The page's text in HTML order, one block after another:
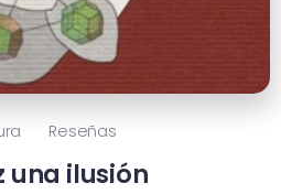
Reseñas
una ilusión